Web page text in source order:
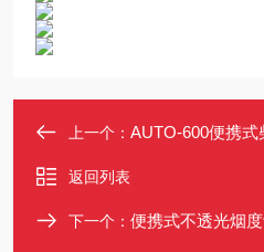
上一个： AUTO-600便携式柴油车烟
返回列表
下一个： 便携式不透光烟度计 柴油车尾